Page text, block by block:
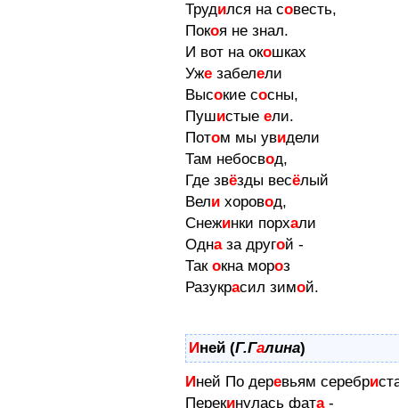
Трудился на совесть,
Покоя не знал.
И вот на окошках
Уже забелели
Высокие сосны,
Пушистые ели.
Потом мы увидели
Там небосвод,
Где звёзды весёлый
Вели хоровод,
Снежинки порхали
Одназа другой -
Так окна мороз
Разукрасил зимой.
Иней (Г.Галина)
Иней По деревьям серебри
Перекинулась фата-